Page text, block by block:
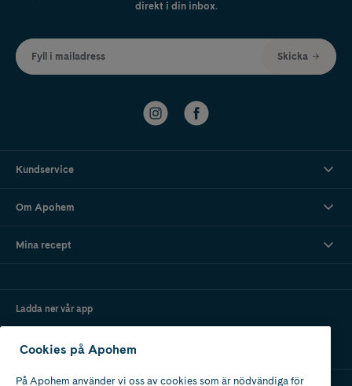
direkt i din inbox.
Fyll i mailadress Skicka
Kundservice
Om Apohem
Mina recept
Ladda ner vår app
Cookies på Apohem
På Apohem använder vi oss av cookies som är nödvändiga för